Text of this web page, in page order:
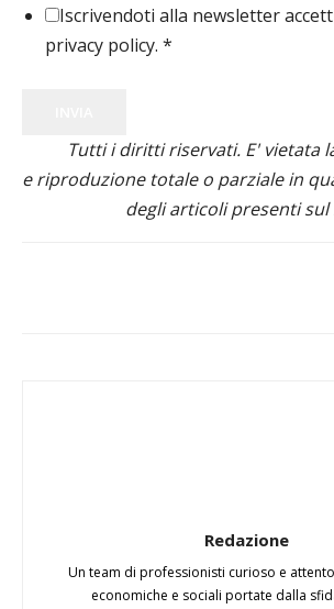
Iscrivendoti alla newsletter
privacy policy. *
Tutti i diritti riservati. E' vietata
e riproduzione totale o parziale in
degli articoli presenti sul
Redazione
Un team di professionisti curioso e
economiche e sociali portate dalla